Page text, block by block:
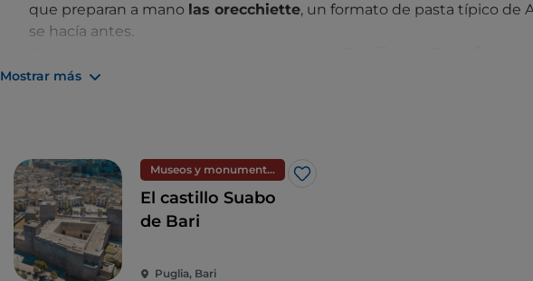
que preparan a mano las orecchiette, un formato de pasta típico de
se hacía antes.
edificios religiosos más llamativos e importantes de Italia. Está
Adriático y algunos de los edificios más bellos de la ciudad. Relajante y
pasear, está repleto de restaurantes típicos donde se pueden comer
locales.
Mostrar más
Museos y monumentos
Me gusta
El castillo Suabo
de Bari
Puglia, Bari